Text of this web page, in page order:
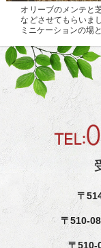
オリーブのメンテと
などさせてもらいま
ミニケーションの場
〒
〒510-
〒510-